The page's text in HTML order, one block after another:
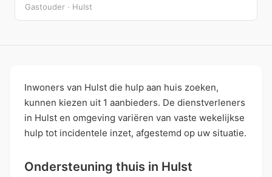
Gastouder · Hulst
Inwoners van Hulst die hulp aan huis zoeken,
kunnen kiezen uit 1 aanbieders. De dienstverleners
in Hulst en omgeving variëren van vaste wekelijkse
hulp tot incidentele inzet, afgestemd op uw situatie.
Ondersteuning thuis in Hulst